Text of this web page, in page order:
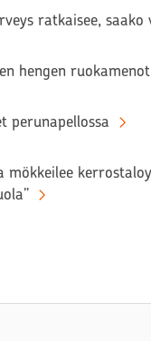
ratkaisee,
hengen
perunapellossa
mökkeilee